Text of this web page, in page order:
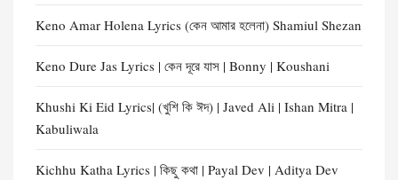
Keno Amar Holena Lyrics (কেন আমার হলেনা) Shamiul Shezan
Keno Dure Jas Lyrics | কেন দূরে যাস | Bonny | Koushani
Khushi Ki Eid Lyrics| (খুশি কি ঈদ) | Javed Ali | Ishan Mitra |
Kabuliwala
Kichhu Katha Lyrics | কিছু কথা | Payal Dev | Aditya Dev